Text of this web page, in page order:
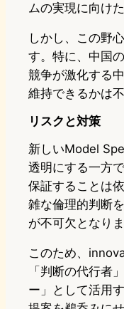
ムの実現に向け
しかし、この野
す。特に、中国
競争が激化する
維持できるかは不
リスクと対策
新しいModel
透明にする一方
保証することは
雑な倫理的判断
が不可欠となりま
このため、
「判断の代行者
ー」として活用